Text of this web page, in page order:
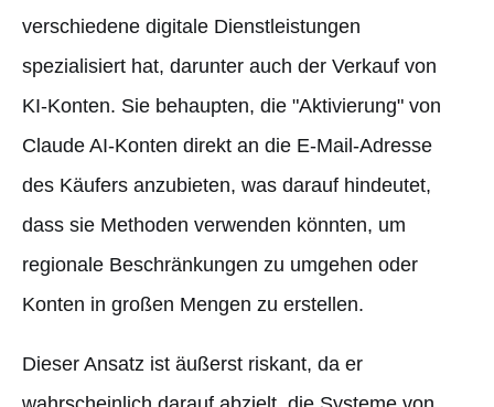
verschiedene digitale Dienstleistungen
spezialisiert hat, darunter auch der Verkauf von
KI-Konten. Sie behaupten, die "Aktivierung" von
Claude AI-Konten direkt an die E-Mail-Adresse
des Käufers anzubieten, was darauf hindeutet,
dass sie Methoden verwenden könnten, um
regionale Beschränkungen zu umgehen oder
Konten in großen Mengen zu erstellen.
Dieser Ansatz ist äußerst riskant, da er